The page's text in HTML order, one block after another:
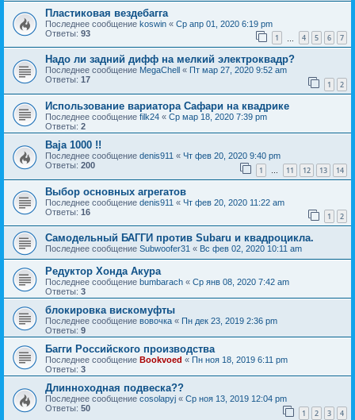
Пластиковая вездебагга
Последнее сообщение koswin « Ср апр 01, 2020 6:19 pm
Ответы: 93 1 4 5 6 7
Надо ли задний дифф на мелкий электроквадр?
Последнее сообщение MegaChell « Пт мар 27, 2020 9:52 am
Ответы: 17 1 2
Использование вариатора Сафари на квадрике
Последнее сообщение filk24 « Ср мар 18, 2020 7:39 pm
Ответы: 2
Baja 1000 !!
Последнее сообщение denis911 « Чт фев 20, 2020 9:40 pm
Ответы: 200 1 … 11 12 13 14
Выбор основных агрегатов
Последнее сообщение denis911 « Чт фев 20, 2020 11:22 am
Ответы: 16 1 2
Самодельный БАГГИ против Subaru и квадроцикла.
Последнее сообщение Subwoofer31 « Вс фев 02, 2020 10:11 am
Редуктор Хонда Акура
Последнее сообщение bumbarach « Ср янв 08, 2020 7:42 am
Ответы: 3
блокировка вискомуфты
Последнее сообщение вовочка « Пн дек 23, 2019 2:36 pm
Ответы: 9
Багги Российского производства
Последнее сообщение Bookvoed « Пн ноя 18, 2019 6:11 pm
Ответы: 3
Длинноходная подвеска??
Последнее сообщение cosolapyj « Ср ноя 13, 2019 12:04 pm
Ответы: 50 1 2 3 4